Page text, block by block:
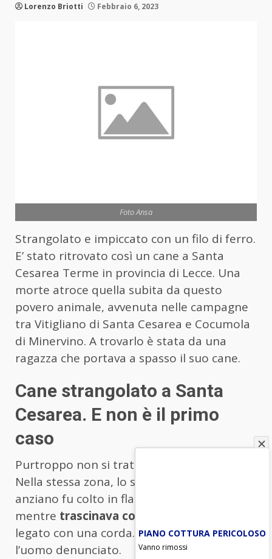
Lorenzo Briotti Febbraio 6, 2023
Foto Ansa
Strangolato e impiccato con un filo di ferro.
E’ stato ritrovato così un cane a Santa
Cesarea Terme in provincia di Lecce. Una
morte atroce quella subita da questo
povero animale, avvenuta nelle campagne
tra Vitigliano di Santa Cesarea e Cocumola
di Minervino. A trovarlo è stata da una
ragazza che portava a spasso il suo cane.
Cane strangolato a Santa
Cesarea. E non è il primo
caso
Purtroppo non si tratta del primo caso.
Nella stessa zona, lo scorso 15 dicembre un
anziano fu colto in flagranza di reato
mentre trascinava con la sua auto un cane
legato con una corda. Il cane era morto e
l’uomo denunciato.
PIANO COTTURA PERICOLOSO
Vanno rimossi